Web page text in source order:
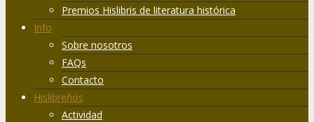
Premios Hislibris de literatura histórica
Info
Sobre nosotros
FAQs
Contacto
Hislibreños
Actividad